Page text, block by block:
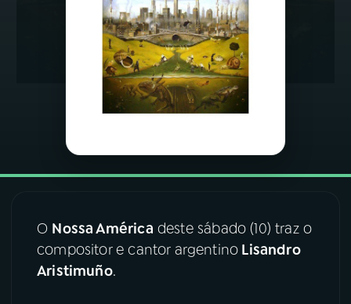
PROGRAMAS
PODCASTS
VIDEOCASTS
08FESTIVAL DE MÚSICA
O Nossa América deste sábado (10) traz o
compositor e cantor argentino Lisandro
Aristimuño.